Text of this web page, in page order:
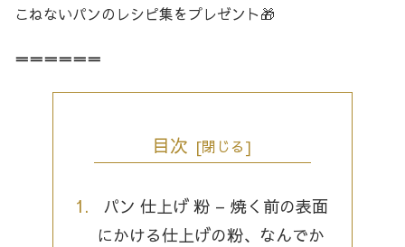
こねないパンのレシピ集をプレゼント🎁
＝＝＝＝＝＝
目次
パン 仕上げ 粉 – 焼く前の表面
にかける仕上げの粉、なんでか